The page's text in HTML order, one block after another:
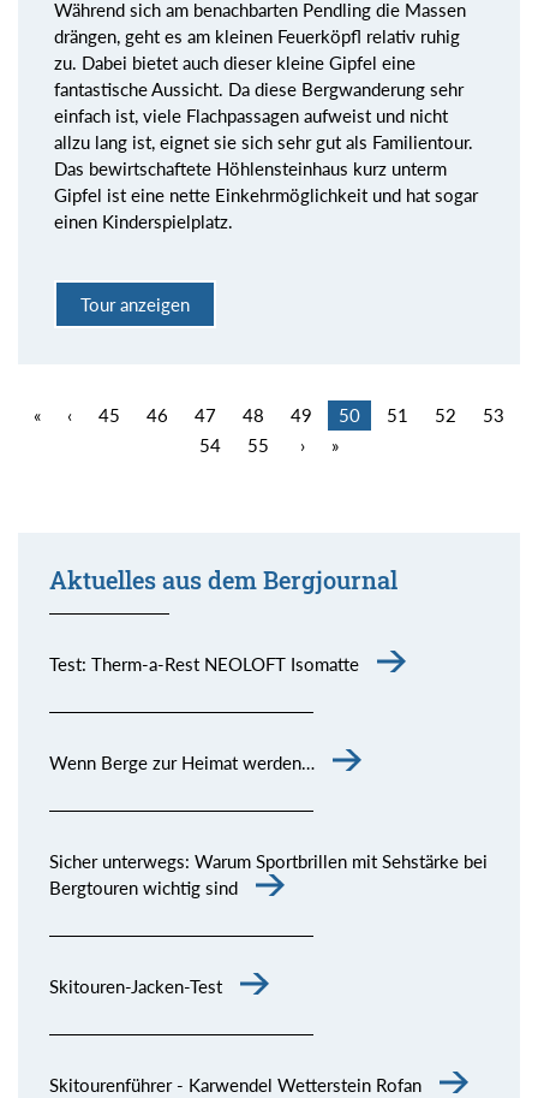
Während sich am benachbarten Pendling die Massen
drängen, geht es am kleinen Feuerköpfl relativ ruhig
zu. Dabei bietet auch dieser kleine Gipfel eine
fantastische Aussicht. Da diese Bergwanderung sehr
einfach ist, viele Flachpassagen aufweist und nicht
allzu lang ist, eignet sie sich sehr gut als Familientour.
Das bewirtschaftete Höhlensteinhaus kurz unterm
Gipfel ist eine nette Einkehrmöglichkeit und hat sogar
einen Kinderspielplatz.
Tour anzeigen
« ‹ 45 46 47 48 49 50 51 52
53
54
55 › »
Aktuelles aus dem Bergjournal
Test: Therm-a-Rest NEOLOFT Isomatte
Wenn Berge zur Heimat werden…
Sicher unterwegs: Warum Sportbrillen mit Sehstärke bei
Bergtouren wichtig sind
Skitouren-Jacken-Test
Skitourenführer - Karwendel Wetterstein Rofan